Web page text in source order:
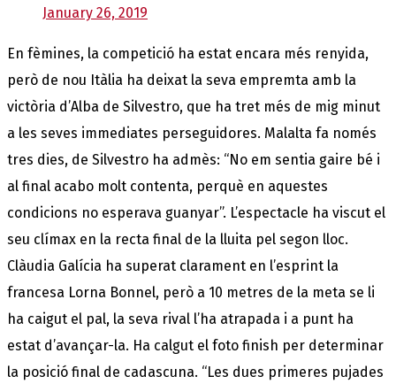
January 26, 2019
En fèmines, la competició ha estat encara més renyida,
però de nou Itàlia ha deixat la seva empremta amb la
victòria d’Alba de Silvestro, que ha tret més de mig minut
a les seves immediates perseguidores. Malalta fa només
tres dies, de Silvestro ha admès: “No em sentia gaire bé i
al final acabo molt contenta, perquè en aquestes
condicions no esperava guanyar”. L’espectacle ha viscut el
seu clímax en la recta final de la lluita pel segon lloc.
Clàudia Galícia ha superat clarament en l’esprint la
francesa Lorna Bonnel, però a 10 metres de la meta se li
ha caigut el pal, la seva rival l’ha atrapada i a punt ha
estat d’avançar-la. Ha calgut el foto finish per determinar
la posició final de cadascuna. “Les dues primeres pujades